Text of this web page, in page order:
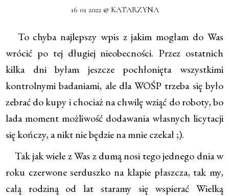
16 01 2022 @ KATARZYNA
To chyba najlepszy wpis z jakim mogłam do Was
wrócić po tej długiej nieobecności. Przez ostatnich
kilka dni byłam jeszcze pochłonięta wszystkimi
kontrolnymi badaniami, ale dla WOŚP trzeba się było
zebrać do kupy i chociaż na chwilę wziąć do roboty, bo
lada moment możliwość dodawania własnych licytacji
się kończy, a nikt nie będzie na mnie czekał ;).
Tak jak wiele z Was z dumą nosi tego jednego dnia w
roku czerwone serduszko na klapie płaszcza, tak my,
całą rodziną od lat staramy się wspierać Wielką